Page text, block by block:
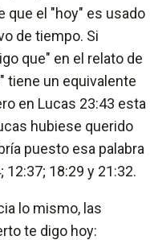
que el "hoy" es usado
de tiempo. Si
que" en el relato de
tiene un equivalente
en Lucas 23:43 esta
hubiese querido
puesto esa palabra
12:37; 18:29 y 21:32.
lo mismo, las
te digo hoy: